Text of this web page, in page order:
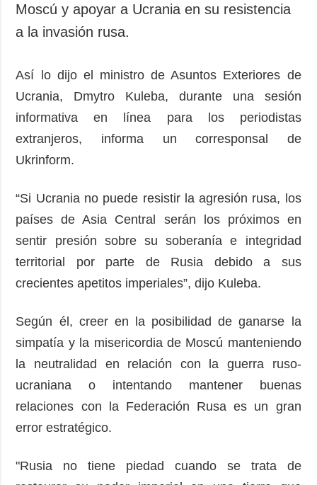
ADICIONAL
Podcasts
Entrevistas
Video
Releases
imágenes
Moscú y apoyar a Ucrania en su resistencia
a la invasión rusa.
Así lo dijo el ministro de Asuntos Exteriores de
Ucrania, Dmytro Kuleba, durante una sesión
informativa en línea para los periodistas
extranjeros, informa un corresponsal de
Ukrinform.
“Si Ucrania no puede resistir la agresión rusa, los
países de Asia Central serán los próximos en
sentir presión sobre su soberanía e integridad
territorial por parte de Rusia debido a sus
crecientes apetitos imperiales”, dijo Kuleba.
Según él, creer en la posibilidad de ganarse la
simpatía y la misericordia de Moscú manteniendo
la neutralidad en relación con la guerra ruso-
ucraniana o intentando mantener buenas
relaciones con la Federación Rusa es un gran
error estratégico.
"Rusia no tiene piedad cuando se trata de